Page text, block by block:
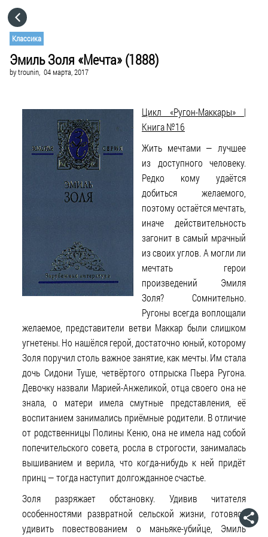
Классика
Эмиль Золя «Мечта» (1888)
bytrounin, 04 марта, 2017
Цикл «Ругон-Маккары» |
Книга №16
Жить мечтами — лучшее
из доступного человеку.
Редко кому удаётся
добиться желаемого,
поэтому остаётся мечтать,
иначе действительность
загонит в самый мрачный
из своих углов. А могли ли
мечтать герои
произведений Эмиля
Золя? Сомнительно.
Ругоны всегда воплощали
желаемое, представители ветви Маккар были слишком
угнетены. Но нашёлся герой, достаточно юный, которому
Золя поручил столь важное занятие, как мечты. Им стала
дочь Сидони Туше, четвёртого отпрыска Пьера Ругона.
Девочку назвали Марией-Анжеликой, отца своего она не
знала, о матери имела смутные представления, её
воспитанием занимались приёмные родители. В отличие
от родственницы Полины Кеню, она не имела над собой
попечительского совета, росла в строгости, занималась
вышиванием и верила, что когда-нибудь к ней придёт
принц — тогда наступит долгожданное счастье.
Золя разряжает обстановку. Удивив читателя
особенностями развратной сельской жизни, готовясь
удивить повествованием о маньяке-убийце, Эмиль
CATEGORIES
VISIT WEBSITE